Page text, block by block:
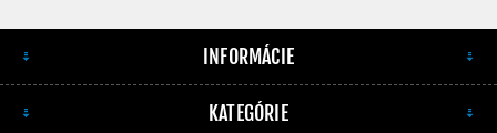
INFORMÁCIE
KATEGÓRIE